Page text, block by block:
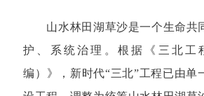
山水林田湖草沙是一个生命共
护、系统治理。根据《三北工
编）》，新时代“三北”工程已由单